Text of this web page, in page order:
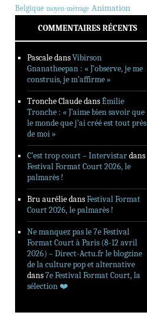
Belgique moyen-métrage Animation
COMMENTAIRES RÉCENTS
PascaledansVibirson
Gnanatheepan : « J’observe, je me
construis, je m’affirme »
Tronche ClaudedansÉmilie
Tronche : « J’aime bien savoir que
le monde que j’ai créé est tout près
de moi »
C’est trop court – Intervistardans
Festival Format Court 2026, le
palmarès !
Bru auréliedansFestival Format
Court 2026, le palmarès !
Ne manquez pas le 7e Festival
Format Court à Paris (8-12 avril
2026) – Direct-Actu.fr le blogzine
de la culture pop et alternative
dans7e Festival Format Court, la
sélection ❤️‍